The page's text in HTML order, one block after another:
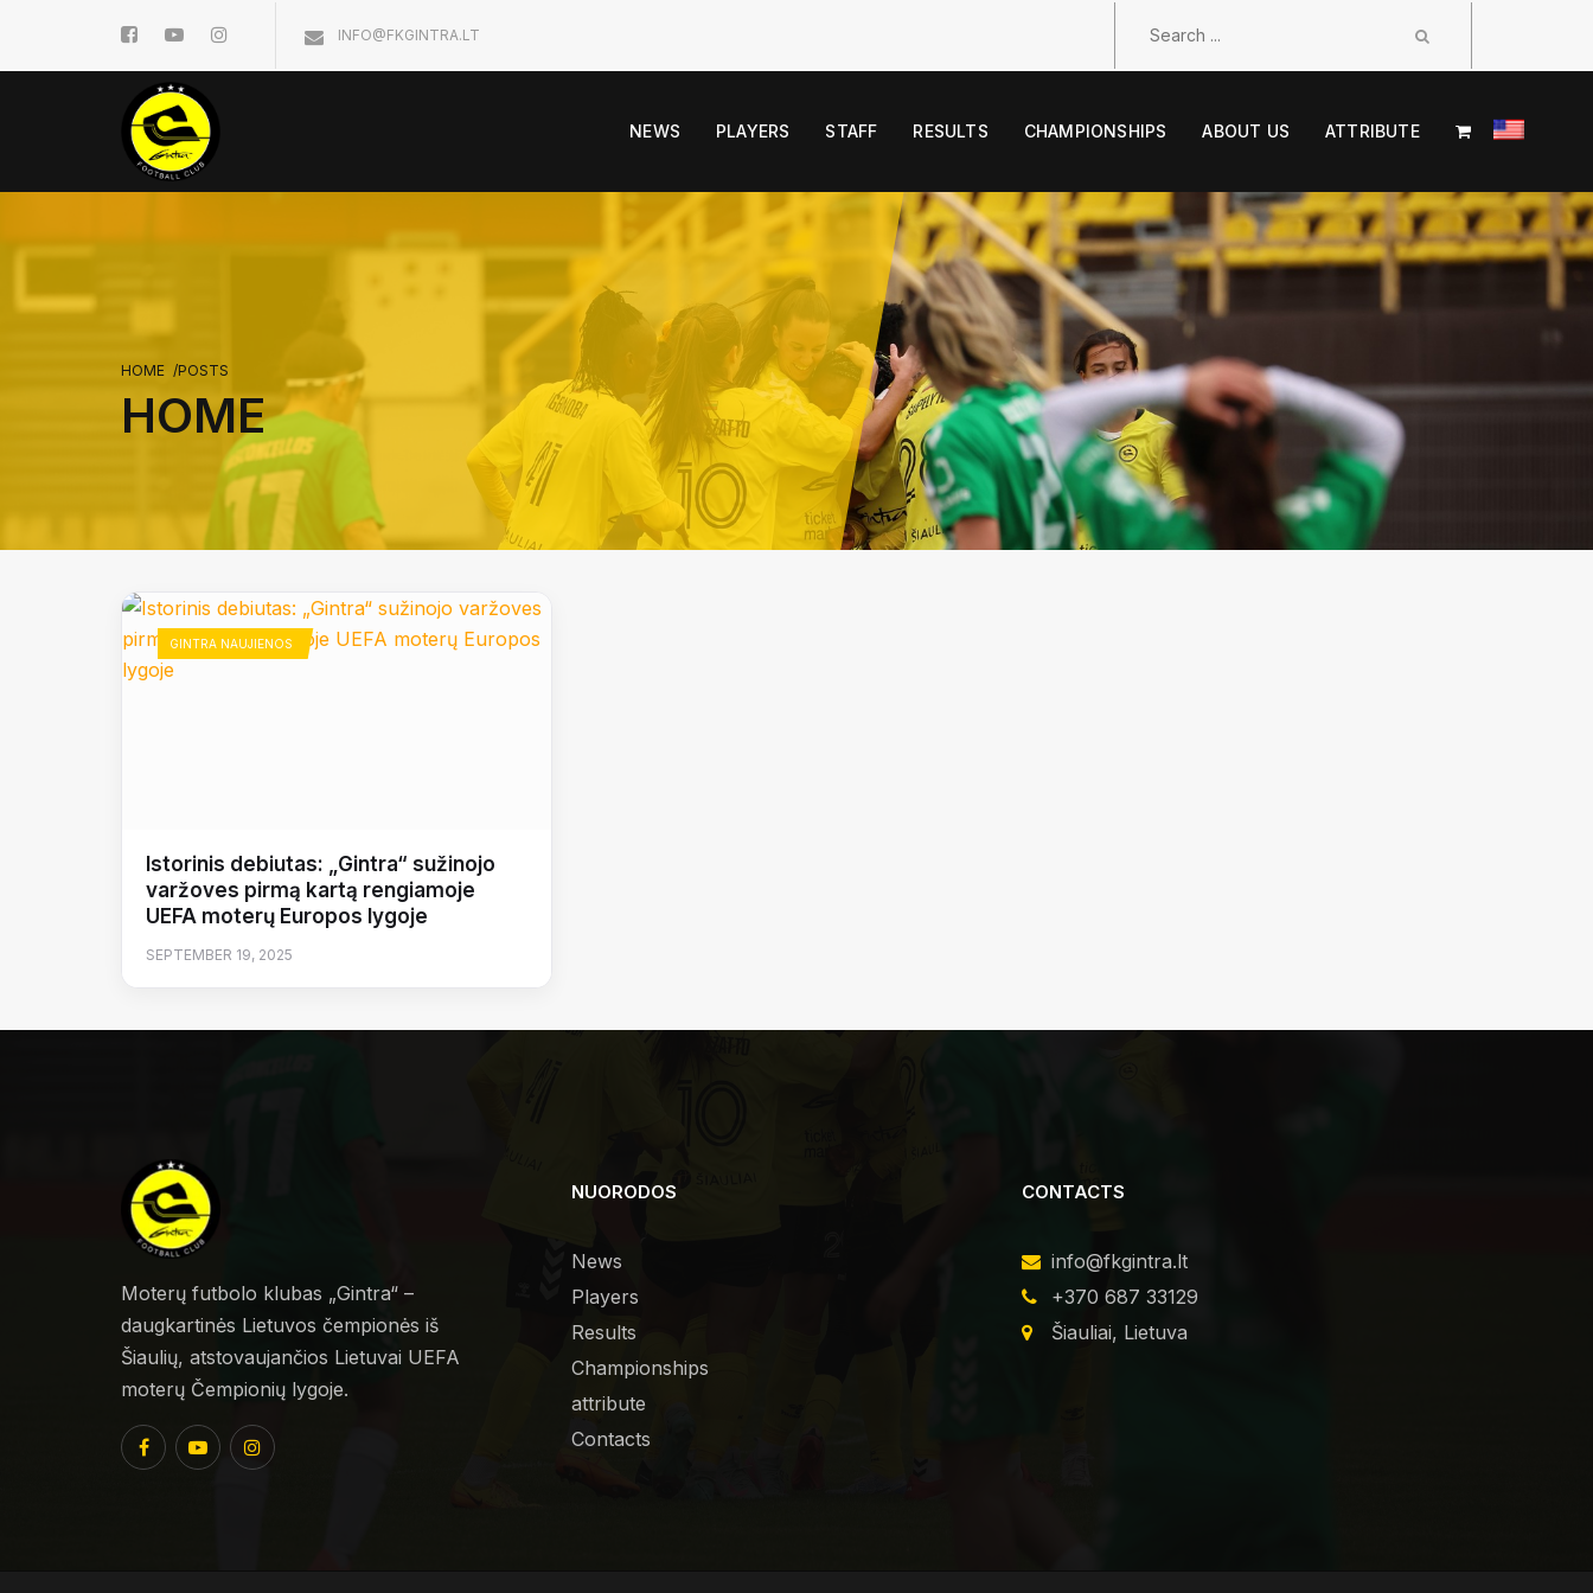
INFO@FKGINTRA.LT
NEWS PLAYERS STAFF RESULTS CHAMPIONSHIPS ABOUT US ATTRIBUTE
HOME /POSTS
HOME
GINTRA NAUJIENOS
Istorinis debiutas: „Gintra“ sužinojo
varžoves pirmą kartą rengiamoje
UEFA moterų Europos lygoje
SEPTEMBER 19, 2025
Moterų futbolo klubas „Gintra“ –
daugkartinės Lietuvos čempionės iš
Šiaulių, atstovaujančios Lietuvai UEFA
moterų Čempionių lygoje.
NUORODOS
News
Players
Results
Championships
attribute
Contacts
CONTACTS
info@fkgintra.lt
+370 687 33129
Šiauliai, Lietuva